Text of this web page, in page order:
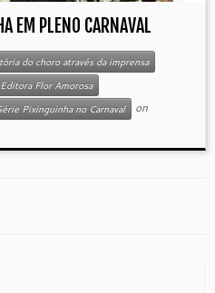
EM PLENO CARNAVAL
do choro através da imprensa
Editora Flor Amorosa
Pixinguinha no Carnaval
on